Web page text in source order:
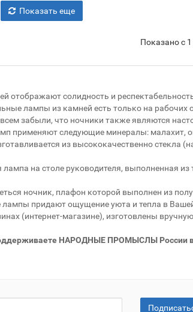
Показать еще
Показано с 1
отображают солидность и
лампы из камней есть только на рабочих
забыли, что ночники также являются
применяют следующие минералы: малахит,
из высококачественно стекла
на столе руководителя, выполненная из
ночник, плафон которой выполнен из
лампы придают ощущение уюта и тепла в
(интернет-магазине), изготовлены
НАРОДНЫЕ ПРОМЫСЛЫ России в